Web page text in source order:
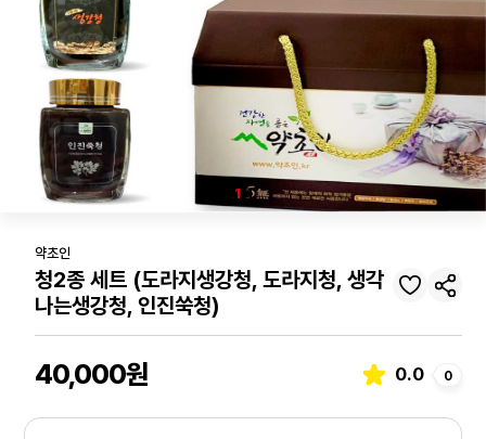
1 /1
약초인
청2종 세트 (도라지생강청, 도라지청, 생각
나는생강청, 인진쑥청)
40,000원 0.0 0